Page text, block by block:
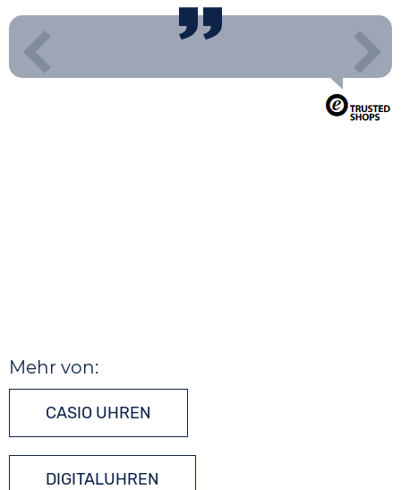
Mehr von:
CASIO UHREN
DIGITALUHREN